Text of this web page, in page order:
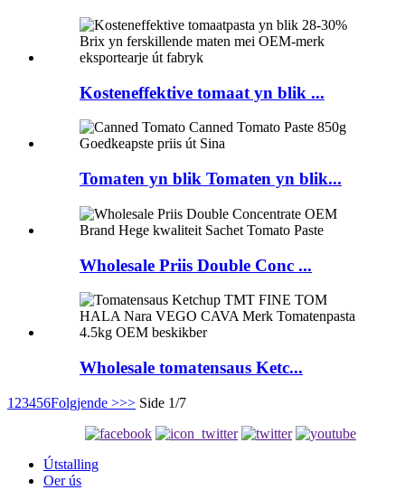
Kosteneffektive tomaat yn blik ...
Tomaten yn blik Tomaten yn blik...
Wholesale Priis Double Conc ...
Wholesale tomatensaus Ketc...
1 23456Folgjende >>> Side 1/7
Útstalling
Oer ús